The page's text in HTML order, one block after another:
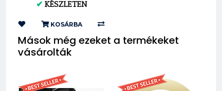
✔ KÉSZLETEN
KOSÁRBA
Mások még ezeket a termékeket
vásárolták